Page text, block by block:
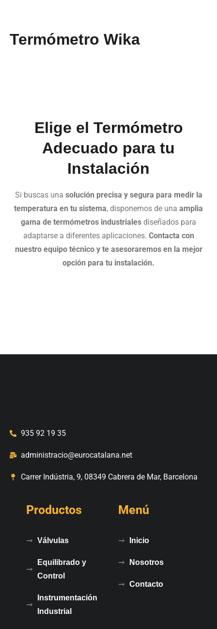
Termómetro Wika
Elige el Termómetro
Adecuado para tu
Instalación
Si buscas una solución precisa y segura para medir la
temperatura en tu sistema, disponemos de una amplia
gama de termómetros industriales diseñados para
adaptarse a diferentes aplicaciones. Contacta con
nuestro equipo técnico y te asesoraremos en la mejor
opción para tu instalación.
935 92 19 35
administracio@eurocatalana.net
Carrer Indústria, 9, 08349 Cabrera de Mar, Barcelona
Productos
Válvulas
Equilibrado y
Control
Instrumentación
Industrial
Menú
Inicio
Nosotros
Contacto